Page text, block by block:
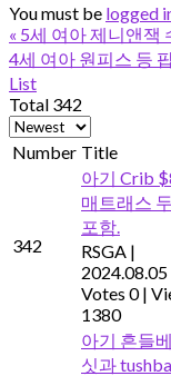
You must be logged
« 5세 여아 제니앤잭
4세 여아 원피스 등
List
Total 342
Number Title
342
아기 Crib
매트래스
포함.
RSGA |
2024.08.05
Votes 0 |
1380
아기 흔들
싯과